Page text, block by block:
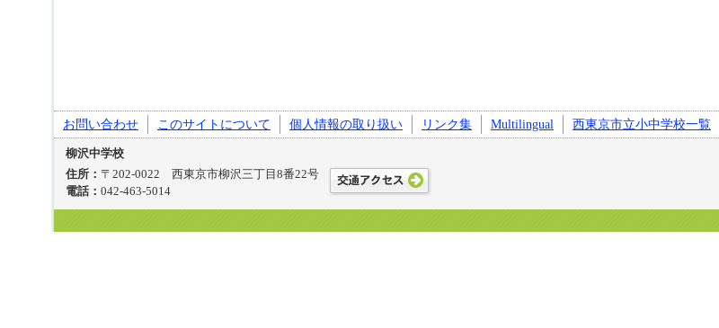
お問い合わせ このサイトについて 個人情報の取り扱い リンク集 Multilingual 西東京市立小中学校一覧
柳沢中学校
住所： 〒202-0022 西東京市柳沢三丁目8番22号
電話： 042-463-5014